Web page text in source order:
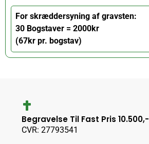
For skræddersyning af gravsten:
30 Bogstaver = 2000kr
(67kr pr. bogstav)
Begravelse Til Fast Pris 10.500,-
CVR: 27793541